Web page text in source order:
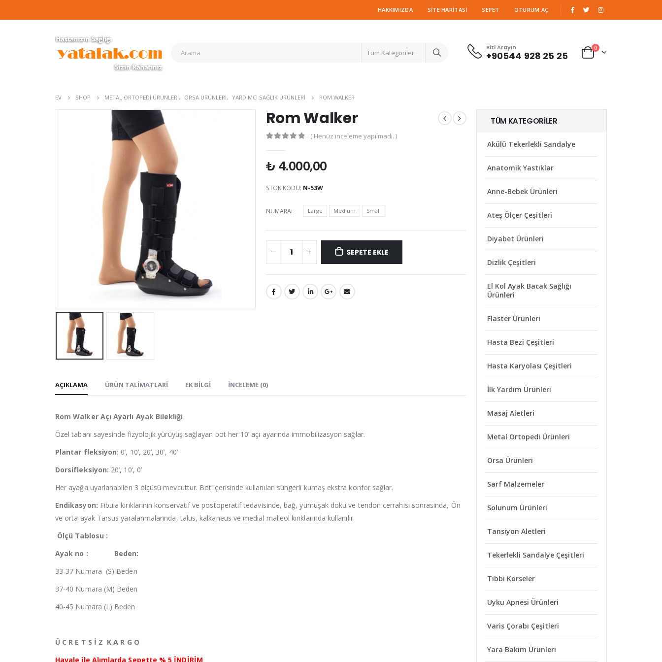
HAKKIMIZDA SITE HARITASI SEPET OTURUM AÇ
Tüm Kategoriler
Bizi Arayın
+90544 928 25 25
0
EV SHOP METAL ORTOPEDI ÜRÜNLERI, ORSA ÜRÜNLERI, YARDIMCI SAĞLIK ÜRÜNLERI ROM WALKER
Rom Walker
( Henüz inceleme yapılmadı. )
₺ 4.000,00
STOK KODU: N-53W
NUMARA Large Medium Small
SEPETE EKLE
AÇIKLAMA ÜRÜN TALIMATLARI EK BILGI İNCELEME (0)
Rom Walker Açı Ayarlı Ayak Bilekliği
Özel tabanı sayesinde fizyolojik yürüyüş sağlayan bot her 10’ açı ayarında immobilizasyon sağlar.
Plantar fleksiyon: 0’, 10’, 20’, 30’, 40’
Dorsifleksiyon: 20’, 10’, 0’
Her ayağa uyarlanabilen 3 ölçüsü mevcuttur. Bot içerisinde kullanılan süngerli kumaş ekstra konfor sağlar.
Endikasyon: Fibula kırıklarının konservatif ve postoperatif tedavisinde, bağ, yumuşak doku ve tendon cerrahisi sonrasında, Ön
ve orta ayak Tarsus yaralanmalarında, talus, kalkaneus ve medial malleol kırıklarında kullanılır.
Ölçü Tablosu :
Ayak no : Beden:
33-37 Numara (S) Beden
37-40 Numara (M) Beden
40-45 Numara (L) Beden
Ü C R E T S İ Z K A R G O
Havale ile Alımlarda Sepette % 5 İNDİRİM
TÜM KATEGORILER
Akülü Tekerlekli Sandalye
Anatomik Yastıklar
Anne-Bebek Ürünleri
Ateş Ölçer Çeşitleri
Diyabet Ürünleri
Dizlik Çeşitleri
El Kol Ayak Bacak Sağlığı
Ürünleri
Flaster Ürünleri
Hasta Bezi Çeşitleri
Hasta Karyolası Çeşitleri
İlk Yardım Ürünleri
Masaj Aletleri
Metal Ortopedi Ürünleri
Orsa Ürünleri
Sarf Malzemeler
Solunum Ürünleri
Tansiyon Aletleri
Tekerlekli Sandalye Çeşitleri
Tıbbi Korseler
Uyku Apnesi Ürünleri
Varis Çorabı Çeşitleri
Yara Bakım Ürünleri